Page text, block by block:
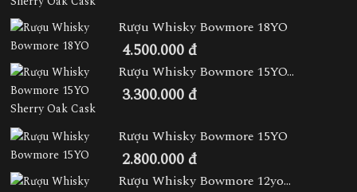
Rượu Whisky Bowmore 18YO
4.500.000 đ
Rượu Whisky Bowmore 15YO...
3.300.000 đ
Rượu Whisky Bowmore 15YO
2.800.000 đ
Rượu Whisky Bowmore 12yo...